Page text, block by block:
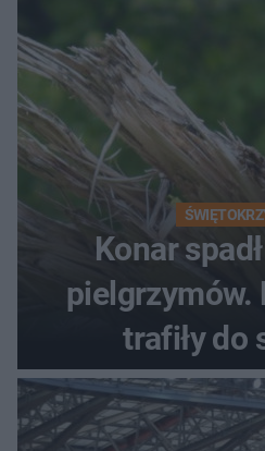
Konar
pielgrzymów.
trafiły do